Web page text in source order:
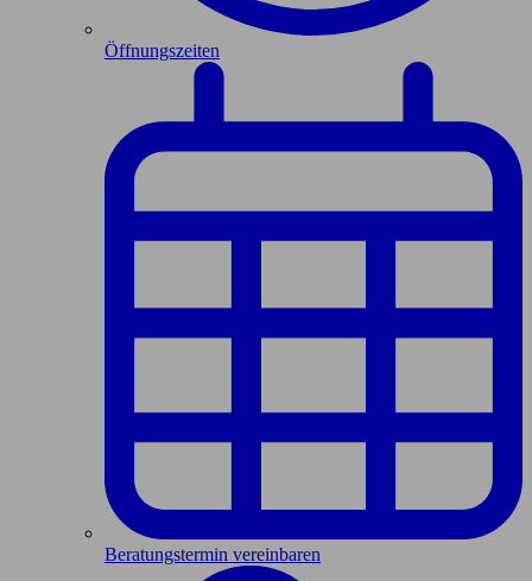
Öffnungszeiten
Beratungstermin vereinbaren